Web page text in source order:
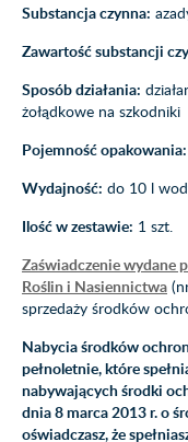
Substancja czynna:
Zawartość substancji
Sposób działania:
żołądkowe na szkodniki
Pojemność opakowania:
Wydajność: do 10 l
Ilość w zestawie: 1 szt.
Zaświadczenie wydane
Roślin i Nasiennictwa
sprzedaży środków
Nabycia środków
pełnoletnie, które
nabywających środki
dnia 8 marca 2013 r. o
oświadczasz, że